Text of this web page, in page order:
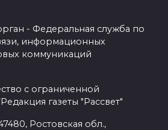
- Федеральная служба по
информационных
коммуникаций
с ограниченной
газеты "Рассвет"
Ростовская обл.,